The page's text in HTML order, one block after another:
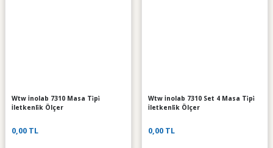
Wtw İnolab 7310 Masa Ti̇pi̇
İletkenli̇k Ölçer
0,00 TL
Wtw İnolab 7310 Set 4 Masa Ti̇pi̇
İletkenli̇k Ölçer
0,00 TL